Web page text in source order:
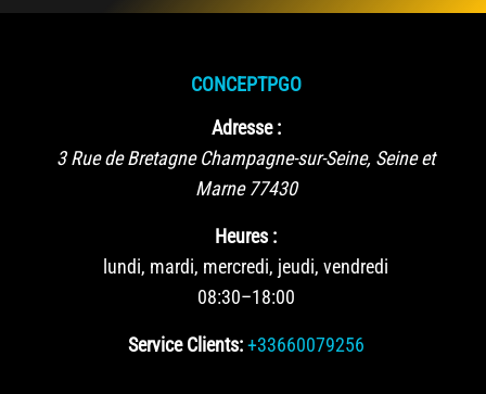
CONCEPTPGO
Adresse :
3 Rue de Bretagne Champagne-sur-Seine, Seine et
Marne 77430
Heures :
lundi, mardi, mercredi, jeudi, vendredi
08:30–18:00
Service Clients: +33660079256